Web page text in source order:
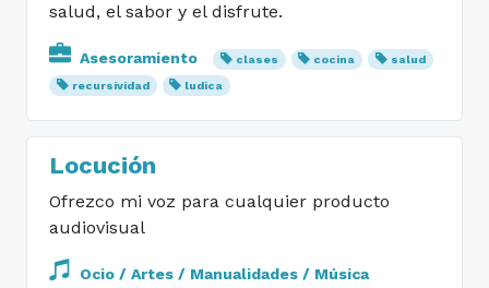
salud, el sabor y el disfrute.
Asesoramiento clases cocina
salud
recursividad
ludica
Locución
Ofrezco mi voz para cualquier producto
audiovisual
Ocio / Artes / Manualidades / Música